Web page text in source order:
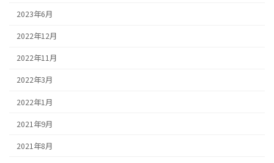
2023年6月
2022年12月
2022年11月
2022年3月
2022年1月
2021年9月
2021年8月